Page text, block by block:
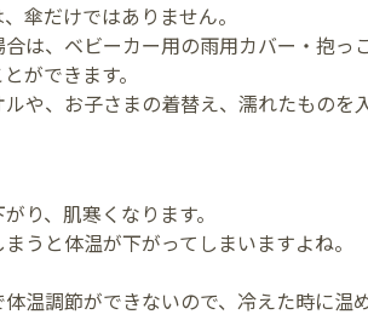
傘だけではありません。
は、ベビーカー用の雨用カバー・抱
ができます。
や、お子さまの着替え、濡れたものを
り、肌寒くなります。
うと体温が下がってしまいますよね。
温調節ができないので、冷えた時に